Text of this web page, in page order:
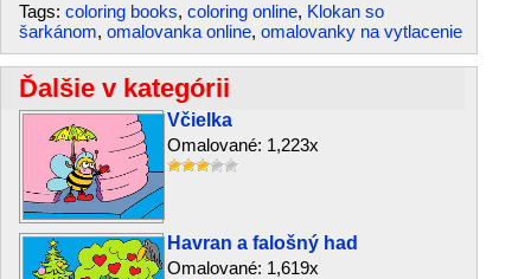
Tags: coloring books, coloring online, Klokan so
šarkánom, omalovanka online, omalovanky na vytlacenie
Ďalšie v kategórii
Včielka
Omalované: 1,223x
Havran a falošný had
Omalované: 1,619x